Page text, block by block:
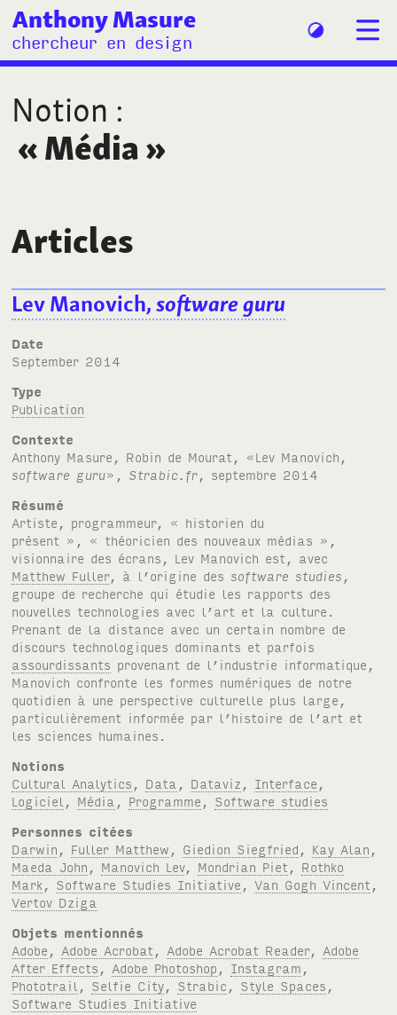
Anthony Masure
chercheur en design
Notion :
«Média»
Articles
Lev Manovich,software guru
Date
September 2014
Type
Publication
Contexte
Anthony Masure, Robin de Mourat, «Lev Manovich,
software guru», Strabic.fr , septembre 2014
Résumé
Artiste, programmeur, « historien du
présent », « théoricien des nouveaux médias »,
visionnaire des écrans, Lev Manovich est, avec
Matthew Fuller, à l’origine des software studies
groupe de recherche qui étudie les rapports des
nouvelles technologies avec l’art et la culture.
Prenant de la distance avec un certain nombre de
discours technologiques dominants et parfois
assourdissants provenant de l’industrie informatique,
Manovich confronte les formes numériques de notre
quotidien à une perspective culturelle plus large,
particulièrement informée par l’histoire de l’art et
les sciences humaines.
Notions
Cultural Analytics
Data Dataviz Interface
Logiciel
Média Programme
Software studies
Personnes citées
Darwin
Fuller Matthew Giedion Siegfried Kay Alan
Maeda John
Manovich Lev, Mondrian Piet
Rothko
Mark
Software Studies Initiative ,Van Gogh Vincent
Vertov Dziga
Objets mentionnés
Adobe
Adobe Acrobat Adobe Acrobat Reader, Adobe
After Effects
Adobe Photoshop Instagram
Phototrail
Selfie City Strabic Style Spaces
Software Studies Initiative